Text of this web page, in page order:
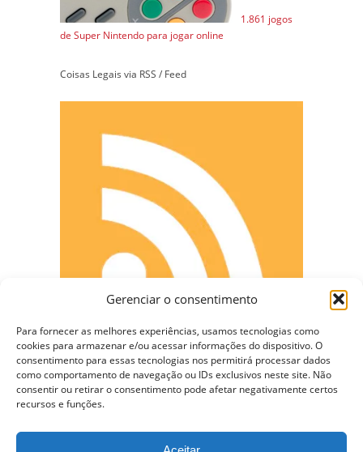
Gerenciar o consentimento
Para fornecer as melhores experiências, usamos tecnologias como
cookies para armazenar e/ou acessar informações do dispositivo. O
consentimento para essas tecnologias nos permitirá processar dados
como comportamento de navegação ou IDs exclusivos neste site. Não
consentir ou retirar o consentimento pode afetar negativamente certos
recursos e funções.
1.861 jogos
de Super Nintendo para jogar online
Coisas Legais via RSS / Feed
CONECTE-SE